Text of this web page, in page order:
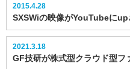
2015.4.28
SXSWiの映像がYouTubeにup
2021.3.18
GF技研が株式型クラウド型フ